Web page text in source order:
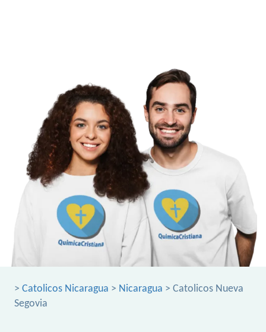
> Catolicos Nicaragua > Nicaragua > Catolicos Nueva
Segovia